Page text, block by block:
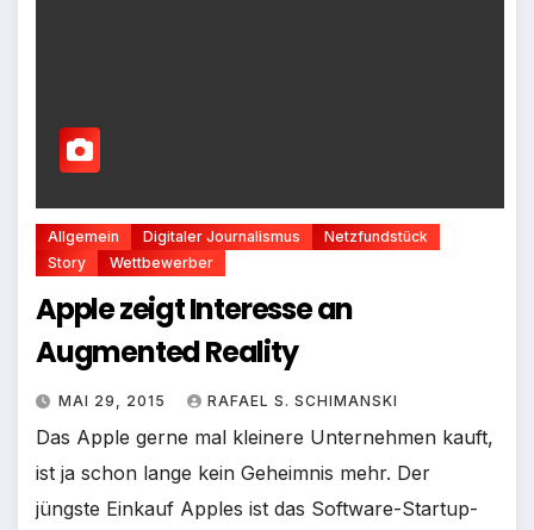
Allgemein Digitaler Journalismus
Netzfundstück
Story
Wettbewerber
Apple zeigt Interesse an
Augmented Reality
MAI 29, 2015 RAFAEL S. SCHIMANSKI
Das Apple gerne mal kleinere Unternehmen kauft,
ist ja schon lange kein Geheimnis mehr. Der
jüngste Einkauf Apples ist das Software-Startup-